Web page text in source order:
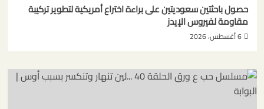
حصول باحثتين سعوديتين على براءة اختراع أمريكية لتطوير تركيبة
مقاومة لفيروس الإيدز
6 أغسطس، 2026